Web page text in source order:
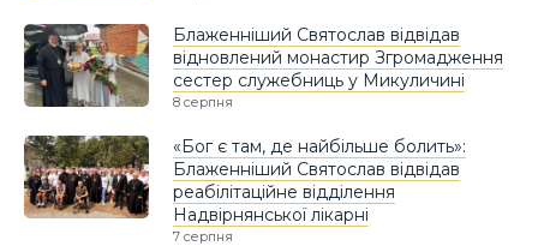
Блаженніший Святослав відвідав
відновлений монастир Згромадження
сестер служебниць у Микуличині
8 серпня
«Бог є там, де найбільше болить»:
Блаженніший Святослав відвідав
реабілітаційне відділення
Надвірнянської лікарні
7 серпня